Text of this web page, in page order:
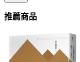
推薦商品